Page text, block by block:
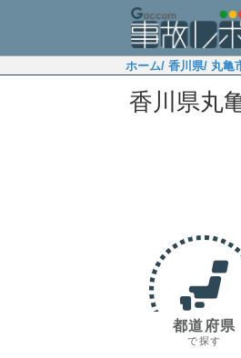
ホーム/ 香川県/ 丸亀
香川県丸
都道府県
で探す